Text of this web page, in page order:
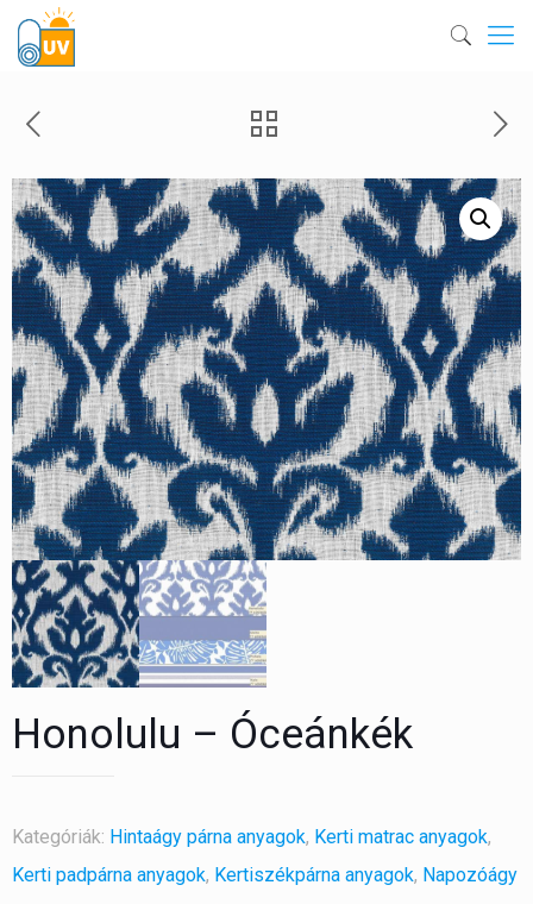
Honolulu – Óceánkék
Kategóriák: Hintaágy párna anyagok, Kerti matrac anyagok,
Kerti padpárna anyagok, Kertiszékpárna anyagok, Napozóágy